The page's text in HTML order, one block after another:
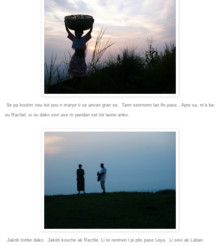
Se pa koutim nou isit pou n marye ti se anvan gran se, Tann senmenn lan fin pase...Apre sa, m'a ba
ou Rachel, si ou dako sevi ave m pandan set lot lanne anko.
Jakob tonbe dako. Jakob kouche ak Rachle. Li te renmen l pi plis pase Leya. Li sevi ak Laban